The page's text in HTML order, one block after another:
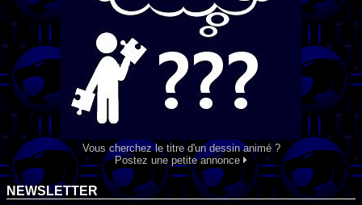
Vous cherchez le titre d'un dessin animé ?
Postez une petite annonce
NEWSLETTER